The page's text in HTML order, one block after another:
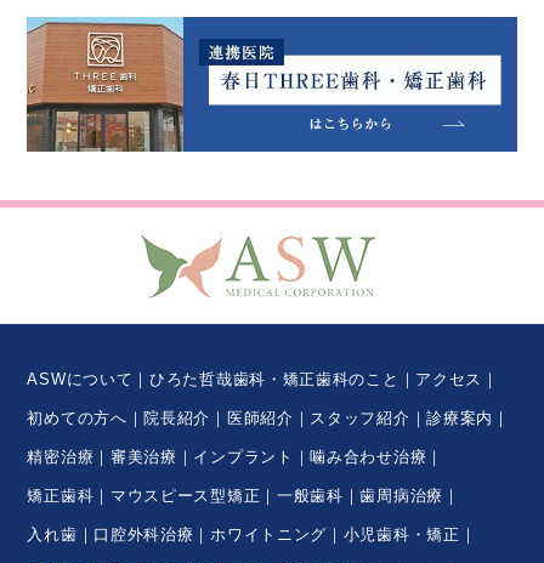
ASWについて ひろた哲哉歯科・矯正歯科のこと アクセス
初めての方へ 院長紹介 医師紹介 スタッフ紹介 診療案内
精密治療 審美治療 インプラント 噛み合わせ治療
矯正歯科 マウスピース型矯正 一般歯科 歯周病治療
入れ歯 口腔外科治療 ホワイトニング 小児歯科・矯正